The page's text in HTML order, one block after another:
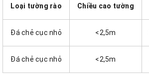
Loại tường rào Chiều cao tường
Đá chẻ cục nhỏ <2,5m
Đá chẻ cục nhỏ <2,5m